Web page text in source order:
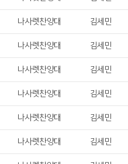
나사렛찬양대 김세민
나사렛찬양대 김세민
나사렛찬양대 김세민
나사렛찬양대 김세민
나사렛찬양대 김세민
나사렛찬양대 김세민